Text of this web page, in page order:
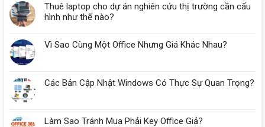
Thuê laptop cho dự án nghiên cứu thị trường cần cấu
hình như thế nào?
Vì Sao Cùng Một Office Nhưng Giá Khác Nhau?
Các Bản Cập Nhật Windows Có Thực Sự Quan Trọng?
Làm Sao Tránh Mua Phải Key Office Giả?